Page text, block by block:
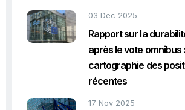
03 Dec 2025
Rapport sur la
après le vote omnibus :
cartographie des
récentes
17 Nov 2025